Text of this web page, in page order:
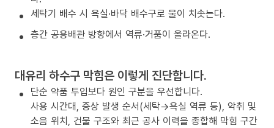
세탁기 배수 시 욕실·바닥 배수구로 물이 치솟는다.
층간 공용배관 방향에서 역류·거품이 올라온다.
대유리 하수구 막힘은 이렇게 진단합니다.
단순 약품 투입보다 원인 구분을 우선합니다.
사용 시간대, 증상 발생 순서(세탁→욕실 역류 등), 악취 및
소음 위치, 건물 구조와 최근 공사 이력을 종합해 막힘 구간